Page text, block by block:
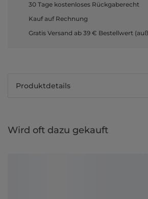
30 Tage kostenloses Rückgaberecht
Kauf auf Rechnung
Gratis Versand ab 39 € Bestellwert
Produktdetails
Wird oft dazu gekauft